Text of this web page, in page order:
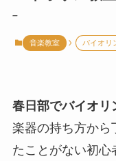
–
音楽教室 バイオリ
春日部でバイオリ
楽器の持ち方から
たことがない初心